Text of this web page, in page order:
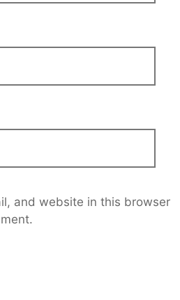
and website in this browser